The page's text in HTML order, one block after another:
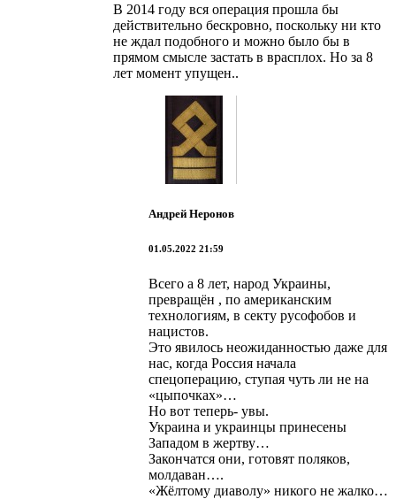
В 2014 году вся операция прошла бы
действительно бескровно, поскольку ни кто
не ждал подобного и можно было бы в
прямом смысле застать в врасплох. Но за 8
лет момент упущен..
Андрей Неронов
01.05.2022 21:59
Всего а 8 лет, народ Украины,
превращён , по американским
технологиям, в секту русофобов и
нацистов.
Это явилось неожиданностью даже для
нас, когда Россия начала
спецоперацию, ступая чуть ли не на
«цыпочках»…
Но вот теперь- увы.
Украина и украинцы принесены
Западом в жертву…
Закончатся они, готовят поляков,
молдаван….
«Жёлтому диаволу» никого не жалко…